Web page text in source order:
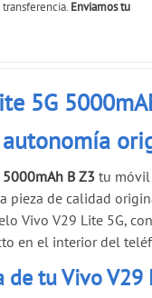
Enviamos tu
5G
B Z3 tu móvil
pieza de calidad
Vivo V29 Lite 5G,
en el interior del
de tu Vivo V29